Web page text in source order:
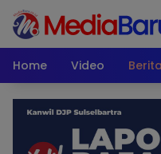
Langsung
konten
Home
Video Berita